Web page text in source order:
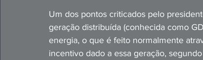
Um dos pontos criticados pelo
geração distribuída (conhecida como
energia, o que é feito normalmente
incentivo dado a essa geração,